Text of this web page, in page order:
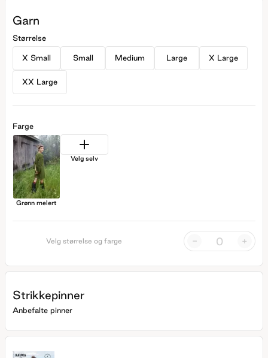
Garn
Størrelse
X Small Small Medium Large X Large
XX Large
Farge
Grønn melert
Velg selv
Velg størrelse og farge - +
Strikkepinner
Anbefalte pinner